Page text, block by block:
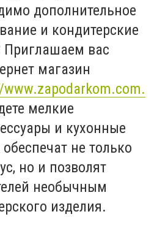
дополнительное
и кондитерские
Приглашаем вас
магазин
www.zapodarkom.com.
мелкие
и кухонные
не только
но и позволят
необычным
изделия.